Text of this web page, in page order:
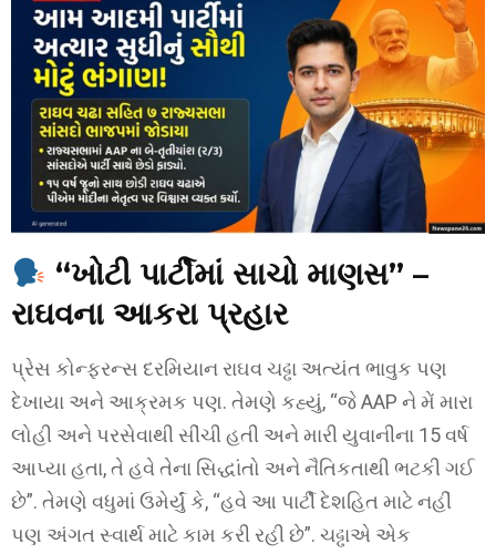
“ખોટી પાર્ટીમાં સાચો માણસ” –
રાઘવના આકરા પ્રહાર
પ્રેસ કોન્ફરન્સ દરમિયાન રાઘવ ચઢ્ઢા અત્યંત ભાવુક પણ
દેખાયા અને આક્રમક પણ. તેમણે કહ્યું, “જે AAP ને મેં મારા
લોહી અને પરસેવાથી સીંચી હતી અને મારી યુવાનીના 15 વર્ષ
આપ્યા હતા, તે હવે તેના સિદ્ધાંતો અને નૈતિકતાથી ભટકી ગઈ
છે”. તેમણે વધુમાં ઉમેર્યું કે, “હવે આ પાર્ટી દેશહિત માટે નહીં
પણ અંગત સ્વાર્થ માટે કામ કરી રહી છે”. ચઢ્ઢાએ એક